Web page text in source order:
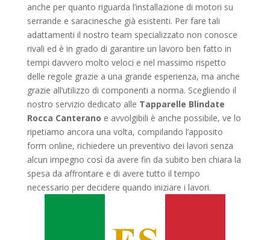
anche per quanto riguarda l’installazione di motori su
serrande e saracinesche già esistenti. Per fare tali
adattamenti il nostro team specializzato non conosce
rivali ed è in grado di garantire un lavoro ben fatto in
tempi davvero molto veloci e nel massimo rispetto
delle regole grazie a una grande esperienza, ma anche
grazie all’utilizzo di componenti a norma. Scegliendo il
nostro servizio dedicato alle Tapparelle Blindate
Rocca Canterano e avvolgibili è anche possibile, ve lo
ripetiamo ancora una volta, compilando l’apposito
form online, richiedere un preventivo dei lavori senza
alcun impegno così da avere fin da subito ben chiara la
spesa da affrontare e di avere tutto il tempo
necessario per decidere quando iniziare i lavori.